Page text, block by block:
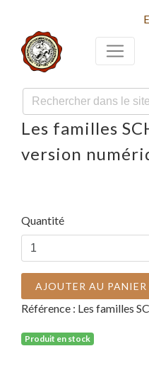
Les familles
version
Quantité
AJOUTER AU PANIER
Référence : Les familles
Produit en stock